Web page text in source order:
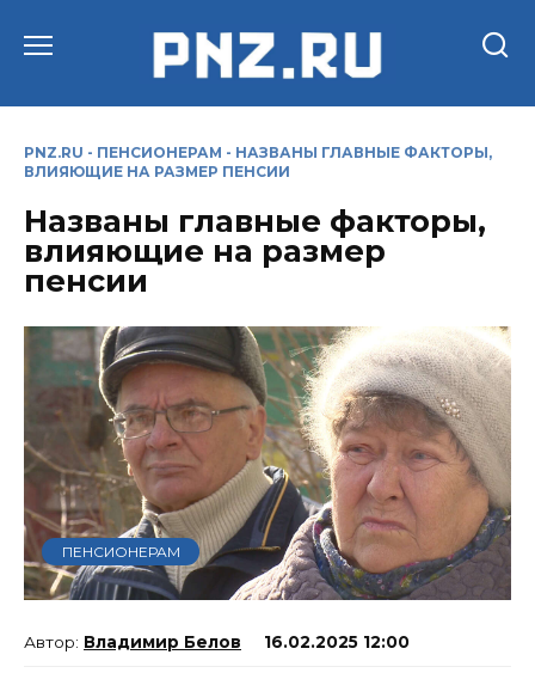
PNZ.RU - ПЕНСИОНЕРАМ - НАЗВАНЫ ГЛАВНЫЕ ФАКТОРЫ,
ВЛИЯЮЩИЕ НА РАЗМЕР ПЕНСИИ
Названы главные факторы,
влияющие на размер
пенсии
ПЕНСИОНЕРАМ
Владимир Белов 16.02.2025 12:00